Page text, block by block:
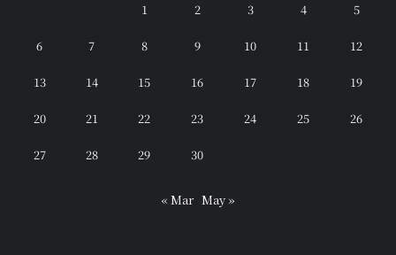
1
2 3 4 5
6 7 8 9 10 11 12
13 14 15 16 17 18 19
20 21 22 23 24 25 26
27 28 29 30
« Mar May »